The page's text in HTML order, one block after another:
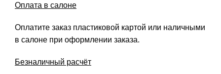
Оплата в салоне
Оплатите заказ пластиковой картой или наличными
в салоне при оформлении заказа.
Безналичный расчёт